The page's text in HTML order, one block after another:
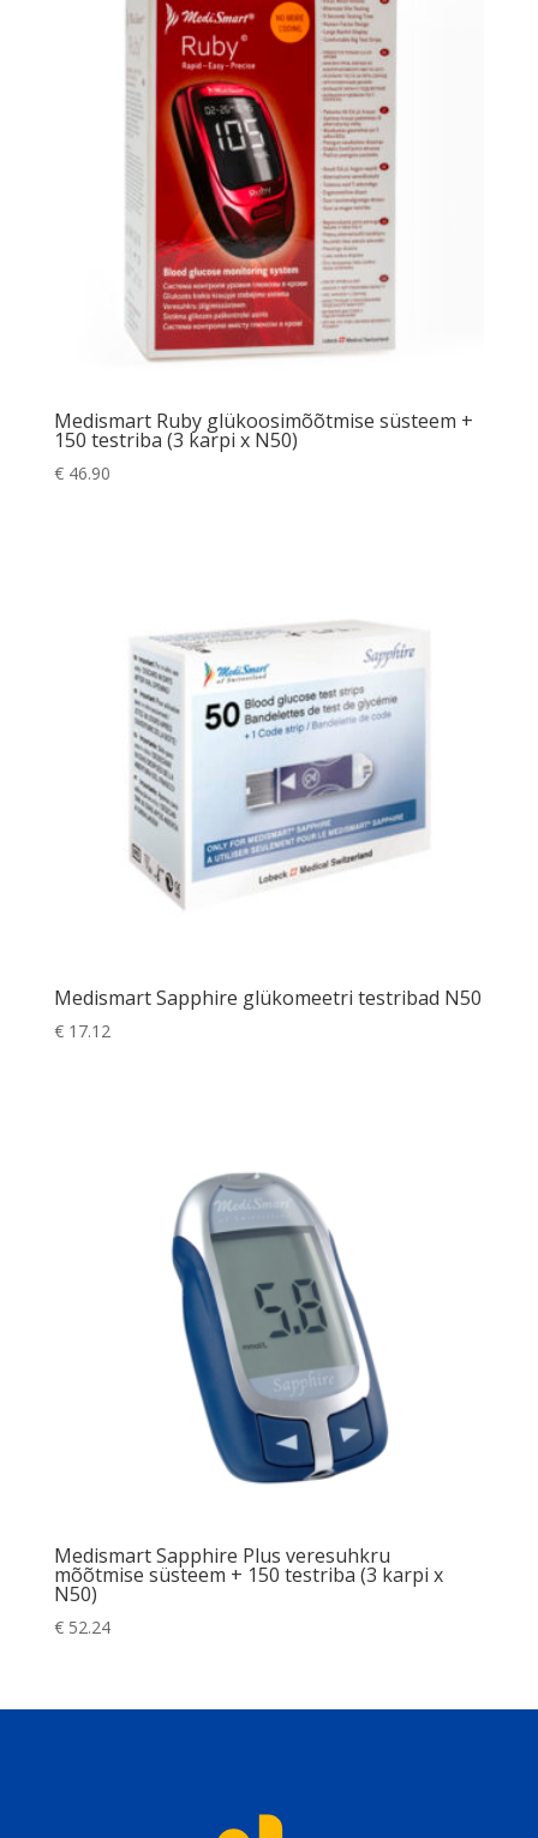
Medismart Ruby glükoosimõõtmise süsteem +
150 testriba (3 karpi x N50)
€46.90
Medismart Sapphire glükomeetri testribad N50
€17.12
Medismart Sapphire Plus veresuhkru
mõõtmise süsteem + 150 testriba (3 karpi x
N50)
€52.24